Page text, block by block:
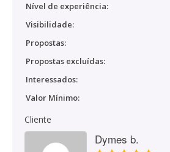
Nível de experiência:
Visibilidade:
Propostas:
Propostas excluídas:
Interessados:
Valor Mínimo:
Cliente
Dymes b.